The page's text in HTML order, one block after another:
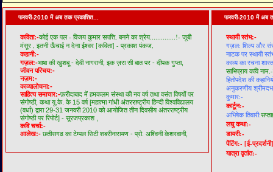
फरवरी-2010 में अब तक प्रकाशित...
कविता:-कोई एक पल - विजय कुमार सपत्ति, बनने का श्रेय..............!- जूबी
मंसूर , इतनी ऊँचाई न देना ईश्वर [कविता] - प्रकाश पंकज,
कहानी:-
गज़ल:-भाषा की खुशबू - देवी नागरानी, इक ज़रा सी बात पर - दीपक गुप्ता,
जीवन परिचय:-
नज़म:-
काव्यालोचना:-
साहित्य समाचार:-फ़रीदाबाद में हमकलम संस्था की नव वर्ष तथा वसंत विषयों पर
संगोष्ठी, कथा यू.के. के 15 वर्ष [महात्मा गांधी अंतरराष्ट्रीय हिन्दी विश्वविद्यालय
(वर्धा) द्वारा 29-31 जनवरी 2010 को आयोजित तीन दिवसीय अंतरराष्ट्रीय
संगोष्ठी पर रिपोर्ट] - सूरजप्रकाश ,
कवि चर्चा:-
आलेख:- छतीसगढ का टेम्पल सिटी शबरीनारायण - प्रो. अश्विनी केशरवानी,
फरवरी-2010 में अब
स्थायी स्तंभ:-
गज़ल: शिल्प और
नाटक पर स्थायी
काव्य का रचना
साभिप्राय कवि
हितोपदेश की
अनुकरणीय
कुमार:-
कार्टून:-
अभिषेक तिवारी:
लघु कथा:-
डायरी:-
पेंटिंग:- [ई-
यात्रा वृतांत:-